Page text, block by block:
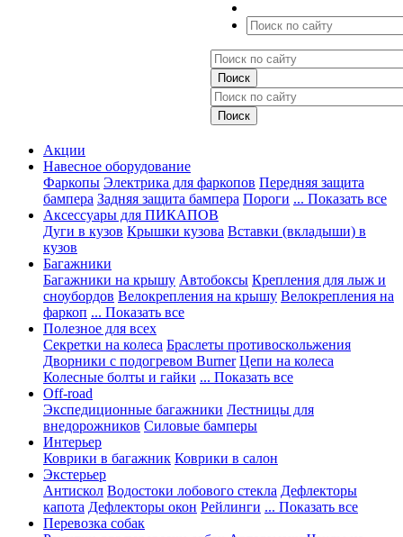
Акции
Навесное оборудование
Фаркопы Электрика для фаркопов Передняя защита
бампера Задняя защита бампера Пороги ... Показать все
Аксессуары для ПИКАПОВ
Дуги в кузов Крышки кузова Вставки (вкладыши) в
кузов
Багажники
Багажники на крышу Автобоксы Крепления для лыж и
сноубордов Велокрепления на крышу Велокрепления на
фаркоп ... Показать все
Полезное для всех
Секретки на колеса Браслеты противоскольжения
Дворники с подогревом Burner Цепи на колеса
Колесные болты и гайки ... Показать все
Off-road
Экспедиционные багажники Лестницы для
внедорожников Силовые бамперы
Интерьер
Коврики в багажник Коврики в салон
Экстерьер
Антискол Водостоки лобового стекла Дефлекторы
капота Дефлекторы окон Рейлинги ... Показать все
Перевозка собак